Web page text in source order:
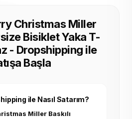
Christmas Miller
Bisiklet Yaka T-
- Dropshipping ile
Başla
ile Nasıl Satarım?
Miller Baskılı